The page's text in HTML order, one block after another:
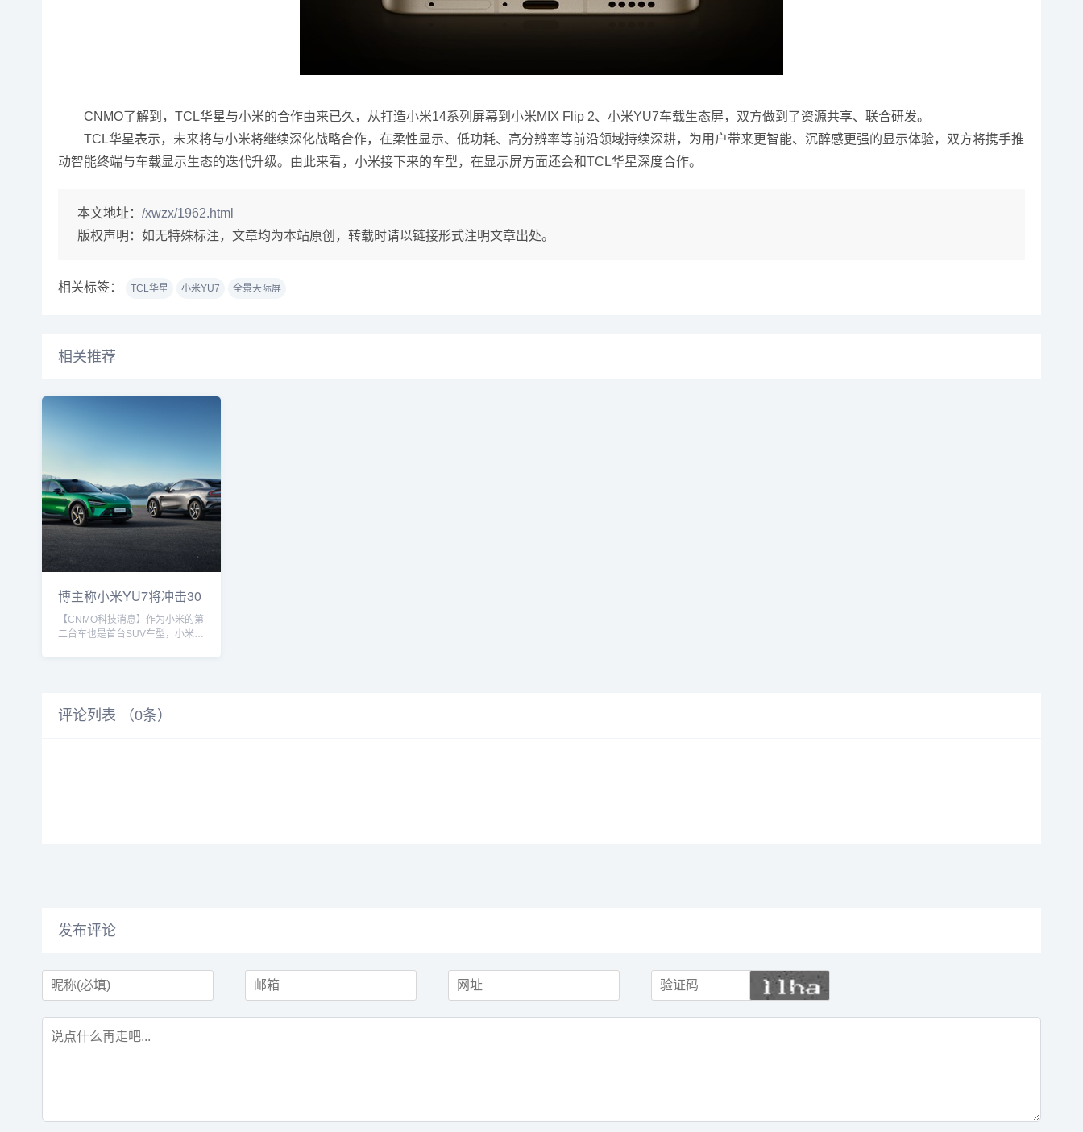
CNMO了解到，TCL华星与小米的合作由来已久，从打造小米14系列屏幕到小米MIX Flip 2、小米YU7车载生态屏，双方做到了资源共享、联合研发。
TCL华星表示，未来将与小米将继续深化战略合作，在柔性显示、低功耗、高分辨率等前沿领域持续深耕，为用户带来更智能、沉醉感更强的显示体验，双方将携手推
动智能终端与车载显示生态的迭代升级。由此来看，小米接下来的车型，在显示屏方面还会和TCL华星深度合作。
本文地址： /xwzx/1962.html
版权声明： 如无特殊标注，文章均为本站原创，转载时请以链接形式注明文章出处。
相关标签： TCL华星 小米YU7 全景天际屏
相关推荐
博主称小米YU7将冲击30
万-40万价位
【CNMO科技消息】作为小米的第
二台车也是首台SUV车型，小米
价，不少人都给出了自己的猜测。
6月3日，有博主根据小米YU7的配
评论列表 （0条）
发布评论